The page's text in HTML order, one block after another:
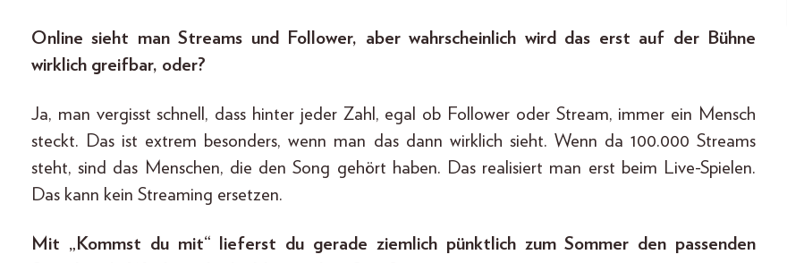
Online sieht man Streams und Follower, aber wahrscheinlich wird das erst auf der Bühne
wirklich greifbar, oder?
Ja, man vergisst schnell, dass hinter jeder Zahl, egal ob Follower oder Stream, immer ein Mensch
steckt. Das ist extrem besonders, wenn man das dann wirklich sieht. Wenn da 100.000 Streams
steht, sind das Menschen, die den Song gehört haben. Das realisiert man erst beim Live-Spielen.
Das kann kein Streaming ersetzen.
Mit „Kommst du mit“ lieferst du gerade ziemlich pünktlich zum Sommer den passenden